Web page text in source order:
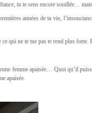
tu te sens encore souillée…
années de ta vie,
qui ne te tue pas te rend plus
femme apaisée… Quoi qu’il
apaisée.